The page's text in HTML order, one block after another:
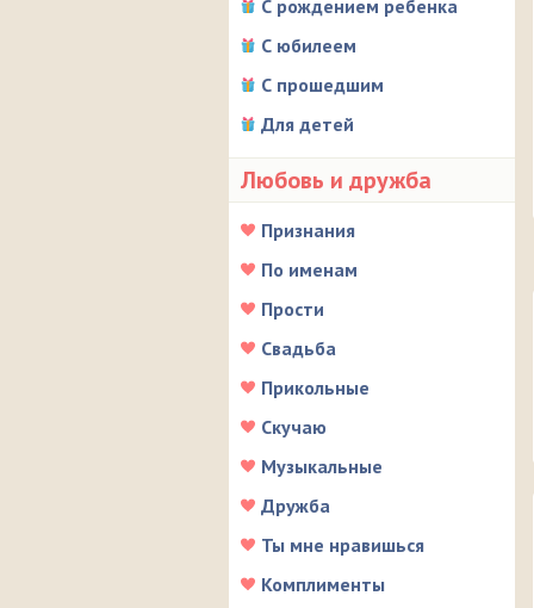
С рождением ребенка
С юбилеем
С прошедшим
Для детей
Любовь и дружба
Признания
По именам
Прости
Свадьба
Прикольные
Скучаю
Музыкальные
Дружба
Ты мне нравишься
Комплименты